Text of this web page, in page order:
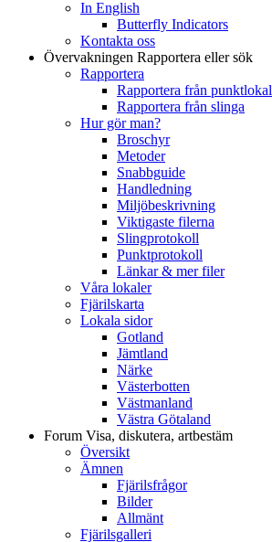
In English
Butterfly Indicators
Kontakta oss
Övervakningen Rapportera eller sök
Rapportera
Rapportera från punktlokal
Rapportera från slinga
Hur gör man?
Broschyr
Metoder
Snabbguide
Handledning
Miljöbeskrivning
Viktigaste filerna
Slingprotokoll
Punktprotokoll
Länkar & mer filer
Våra lokaler
Fjärilskarta
Lokala sidor
Gotland
Jämtland
Närke
Västerbotten
Västmanland
Västra Götaland
Forum Visa, diskutera, artbestäm
Översikt
Ämnen
Fjärilsfrågor
Bilder
Allmänt
Fjärilsgalleri